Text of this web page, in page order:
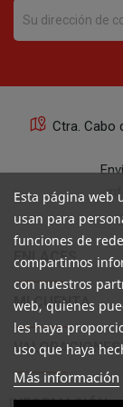
Ctra. Cabo
ENLACES
MI CUENTA
VALORACIONES
Esta página web
usan para
funciones de
compartimos
con nuestros
web, quienes
les haya
uso que haya
Más información